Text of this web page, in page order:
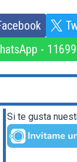
-
Si te gusta